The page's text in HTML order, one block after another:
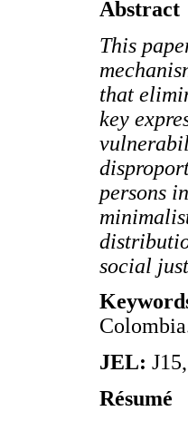
Abstract
This
that
key
persons
social
JEL:
Résumé